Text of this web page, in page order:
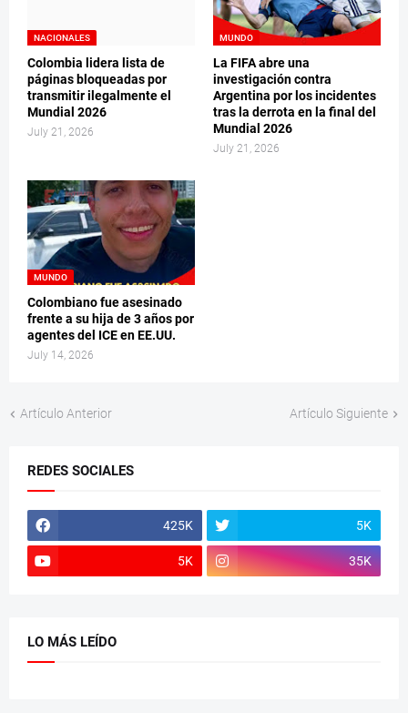
NACIONALES
Colombia lidera lista de
páginas bloqueadas por
transmitir ilegalmente el
Mundial 2026
July 21, 2026
MUNDO
La FIFA abre una
investigación contra
Argentina por los incidentes
tras la derrota en la final del
Mundial 2026
July 21, 2026
MUNDO
Colombiano fue asesinado
frente a su hija de 3 años por
agentes del ICE en EE.UU.
July 14, 2026
Artículo Anterior Artículo Siguiente
REDES SOCIALES
425K 5K
5K 35K
LO MÁS LEÍDO